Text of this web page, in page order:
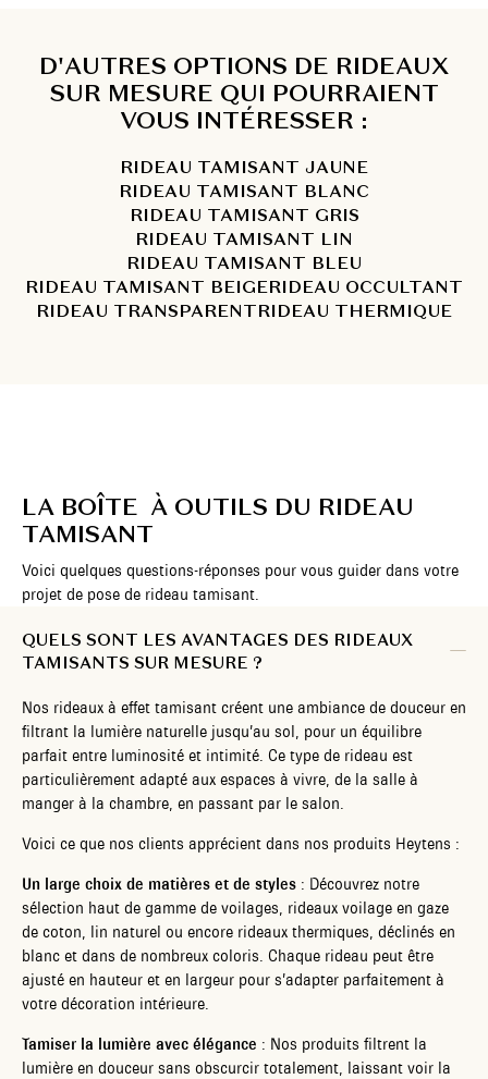
D'AUTRES OPTIONS DE RIDEAUX
SUR MESURE QUI POURRAIENT
VOUS INTÉRESSER :
RIDEAU TAMISANT JAUNE
RIDEAU TAMISANT BLANC
RIDEAU TAMISANT GRIS
RIDEAU TAMISANT LIN
RIDEAU TAMISANT BLEU
RIDEAU TAMISANT BEIGERIDEAU OCCULTANT
RIDEAU TRANSPARENTRIDEAU THERMIQUE
LA BOÎTE À OUTILS DU RIDEAU
TAMISANT
Voici quelques questions-réponses pour vous guider dans votre
projet de pose de rideau tamisant.
QUELS SONT LES AVANTAGES DES RIDEAUX
TAMISANTS SUR MESURE ?
Nos rideaux à effet tamisant créent une ambiance de douceur en
filtrant la lumière naturelle jusqu’au sol, pour un équilibre
parfait entre luminosité et intimité. Ce type de rideau est
particulièrement adapté aux espaces à vivre, de la salle à
manger à la chambre, en passant par le salon.
Voici ce que nos clients apprécient dans nos produits Heytens :
Un large choix de matières et de styles : Découvrez notre
sélection haut de gamme de voilages, rideaux voilage en gaze
de coton, lin naturel ou encore rideaux thermiques, déclinés en
blanc et dans de nombreux coloris. Chaque rideau peut être
ajusté en hauteur et en largeur pour s’adapter parfaitement à
votre décoration intérieure.
Tamiser la lumière avec élégance : Nos produits filtrent la
lumière en douceur sans obscurcir totalement, laissant voir la